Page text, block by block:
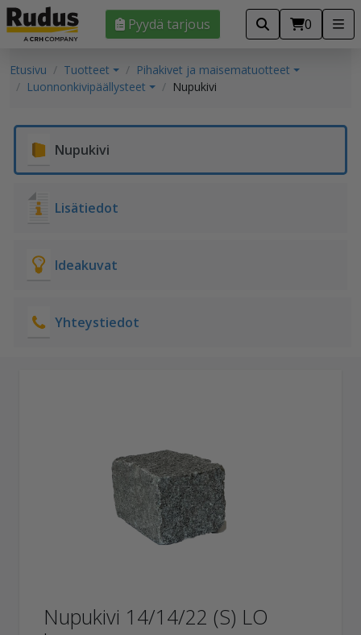
Pyydä tarjous 0
Etusivu Tuotteet
Pihakivet ja maisematuotteet
Luonnonkivipäällysteet
Nupukivi
Nupukivi
Lisätiedot
Ideakuvat
Yhteystiedot
Nupukivi 14/14/22 (S) LO